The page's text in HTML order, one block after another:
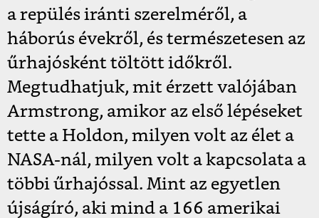
a repülés iránti szerelméről, a
háborús évekről, és természetesen az
űrhajósként töltött időkről.
Megtudhatjuk, mit érzett valójában
Armstrong, amikor az első lépéseket
tette a Holdon, milyen volt az élet a
NASA-nál, milyen volt a kapcsolata a
többi űrhajóssal. Mint az egyetlen
újságíró, aki mind a 166 amerikai